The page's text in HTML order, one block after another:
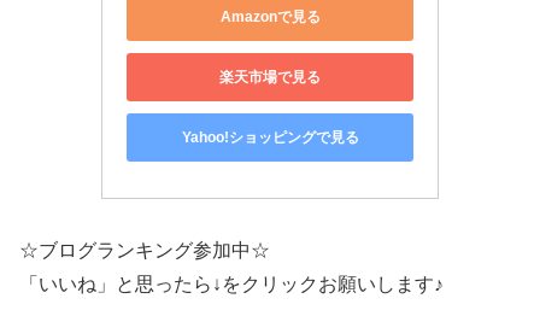
Amazonで見る
楽天市場で見る
Yahoo!ショッピングで見る
☆ブログランキング参加中☆
「いいね」と思ったら↓をクリックお願いします♪